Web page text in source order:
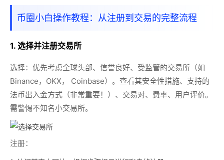
币圈小白操作教程：从注册到交易的完整流程
1. 选择并注册交易所
选择： 优先考虑全球头部、信誉良好、受监管的交易所（如
Binance，OKX， Coinbase）。查看其安全性措施、支持的
法币出入金方式（非常重要！）、交易对、费率、用户评价。
需警惕不知名小交易所。
注册：